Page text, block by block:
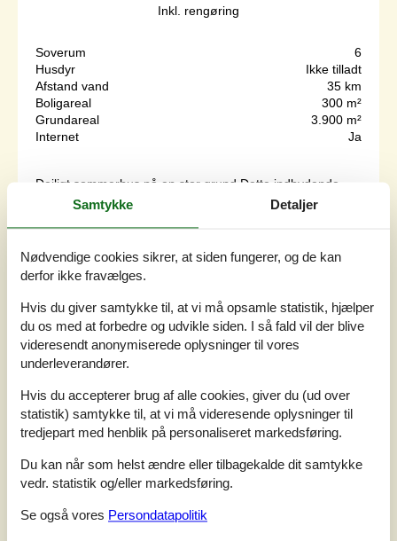
Inkl. rengøring
Soverum
6
Husdyr
Ikke tilladt
Afstand vand
35 km
Boligareal
300 m²
Grundareal
3.900 m²
Internet
Ja
Dejligt sommerhus på en stor grund.Dette indbydende
sommerhus ligger på en stor grund med masser af plads.
sammen med familien ved det store spisebord med udsigt
over haven og tilbring sociale aftener eller nyd en lækker
morgenmad sammen. De komfortable sofaer inviterer til
afslap...
Tilføj til favoritter
Hyggeligt landsted med aktiviteter
og natur
16 personer Emne nr.:160-B3070 4,3
Samtykke Detaljer
Nødvendige cookies sikrer, at siden fungerer, og de kan
derfor ikke fravælges.
Hvis du giver samtykke til, at vi må opsamle statistik, hjælper
du os med at forbedre og udvikle siden. I så fald vil der blive
videresendt anonymiserede oplysninger til vores
underleverandører.
Hvis du accepterer brug af alle cookies, giver du (ud over
statistik) samtykke til, at vi må videresende oplysninger til
tredjepart med henblik på personaliseret markedsføring.
Du kan når som helst ændre eller tilbagekalde dit samtykke
vedr. statistik og/eller markedsføring.
Se også vores Persondatapolitik